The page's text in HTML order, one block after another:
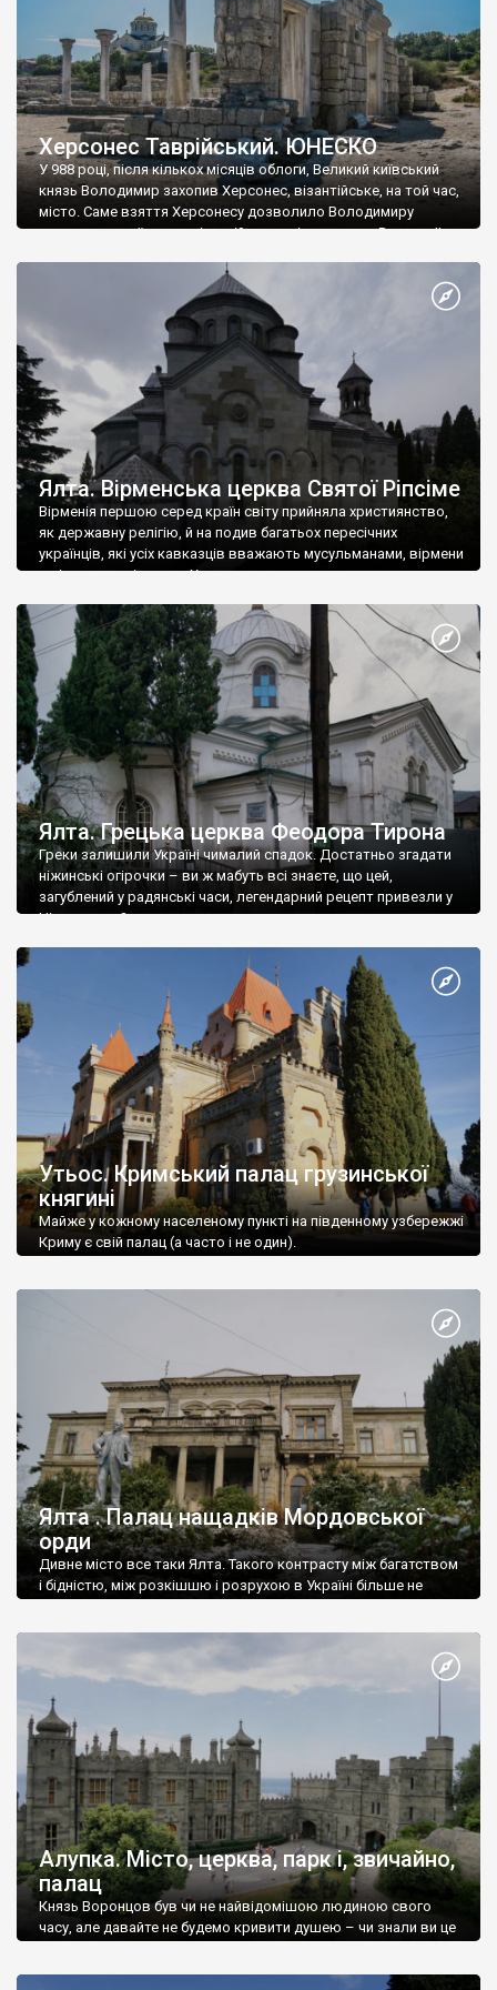
Херсонес Таврійський. ЮНЕСКО
У 988 році, після кількох місяців облоги, Великий київський
князь Володимир захопив Херсонес, візантійське, на той час,
місто. Саме взяття Херсонесу дозволило Володимиру
диктувати свої умови візантійському імператору Василю ІІ, та
Херсонесі Володимир-язичник, став Василем-християнином.
А потім було Хрещення Русі. На честь Херсонесу Таврійського
Ялта. Вірменська церква Святої Ріпсіме
Вірменія першою серед країн світу прийняла християнство,
як державну релігію, й на подив багатьох пересічних
українців, які усіх кавказців вважають мусульманами, вірмени
є відданими вірянами Христа
Ялта. Грецька церква Феодора Тирона
Греки залишили Україні чималий спадок. Достатньо згадати
ніжинські огірочки – ви ж мабуть всі знаєте, що цей,
загублений у радянські часи, легендарний рецепт привезли у
Ніжин греки?
Утьос. Кримський палац грузинської
княгині
Майже у кожному населеному пункті на південному узбережжі
Криму є свій палац (а часто і не один).
Ялта . Палац нащадків Мордовської
орди
Дивне місто все таки Ялта. Такого контрасту між багатством
і бідністю, між розкішшю і розрухою в Україні більше не
Алупка. Місто, церква, парк і, звичайно,
палац
Князь Воронцов був чи не найвідомішою людиною свого
часу, але давайте не будемо кривити душею – чи знали ви це